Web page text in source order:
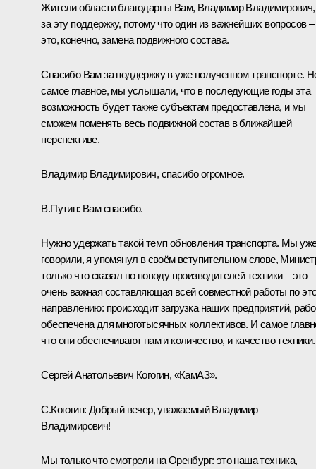
Жители области благодарны Вам, Владимир Владимирович,
за эту поддержку, потому что один из важнейших вопросов –
это, конечно, замена подвижного состава.
Спасибо Вам за поддержку в уже полученном транспорте.
самое главное, мы услышали, что в последующие годы эта
возможность будет также субъектам предоставлена, и мы
сможем поменять весь подвижной состав в ближайшей
перспективе.
Владимир Владимирович, спасибо огромное.
В.Путин: Вам спасибо.
Нужно удержать такой темп обновления транспорта. Мы
говорили, я упомянул в своём вступительном слове,
только что сказал по поводу производителей техники – это
очень важная составляющая всей совместной работы по
направлению: происходит загрузка наших предприятий,
обеспечена для многотысячных коллективов. И самое
что они обеспечивают нам и количество, и качество техники.
Сергей Анатольевич Когогин, «КамАЗ».
С.Когогин: Добрый вечер, уважаемый Владимир
Владимирович!
Мы только что смотрели на Оренбург: это наша техника,